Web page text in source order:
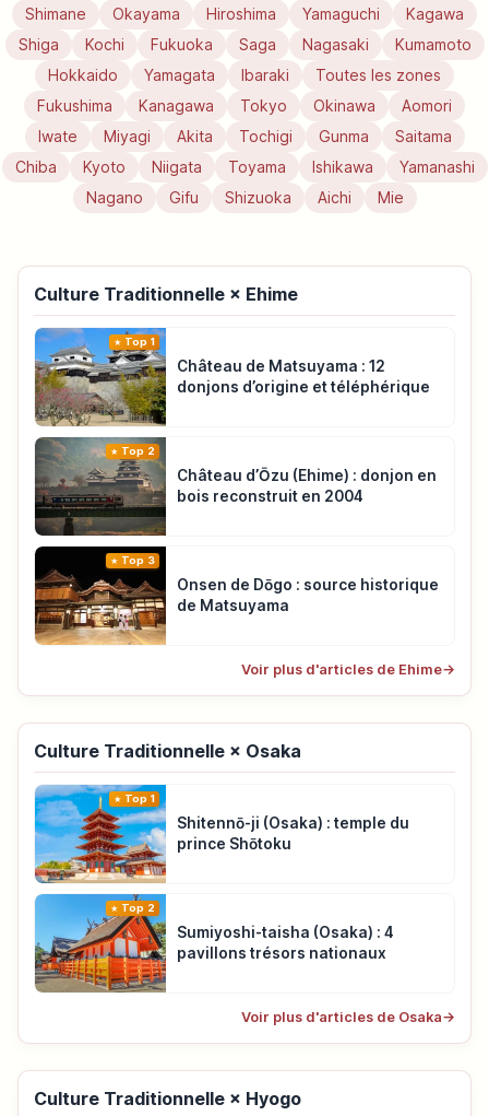
Shimane
Okayama Hiroshima Yamaguchi
Kagawa
Shiga
Kochi Fukuoka Saga Nagasaki
Kumamoto
Hokkaido
Yamagata Ibaraki
Toutes les zones
Fukushima
Kanagawa Tokyo Okinawa
Aomori
Iwate
Miyagi Akita Tochigi Gunma
Saitama
Chiba
Kyoto Niigata Toyama Ishikawa
Yamanashi
Nagano
Gifu Shizuoka Aichi Mie
Culture Traditionnelle × Ehime
Top 1
Château de Matsuyama : 12
donjons d’origine et téléphérique
Top 2
Château d’Ōzu (Ehime) : donjon en
bois reconstruit en 2004
Top 3
Onsen de Dōgo : source historique
de Matsuyama
Voir plus d'articles de Ehime→
Culture Traditionnelle × Osaka
Top 1
Shitennō-ji (Osaka) : temple du
prince Shōtoku
Top 2
Sumiyoshi-taisha (Osaka) : 4
pavillons trésors nationaux
Voir plus d'articles de Osaka→
Culture Traditionnelle × Hyogo